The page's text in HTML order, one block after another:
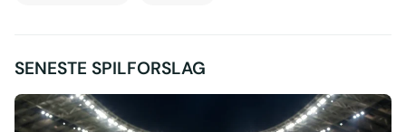
SENESTE SPILFORSLAG